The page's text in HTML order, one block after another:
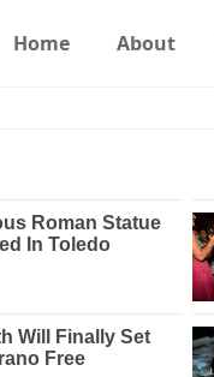
Home About